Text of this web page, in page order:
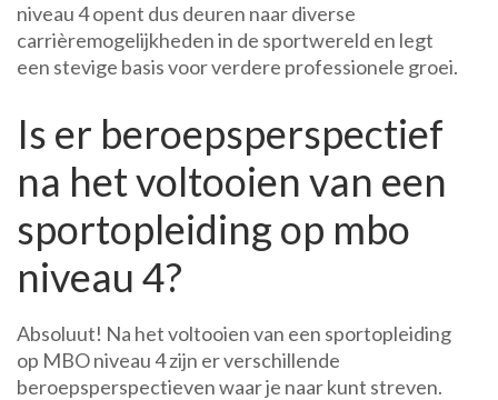
niveau 4 opent dus deuren naar diverse
carrièremogelijkheden in de sportwereld en legt
een stevige basis voor verdere professionele groei.
Is er beroepsperspectief
na het voltooien van een
sportopleiding op mbo
niveau 4?
Absoluut! Na het voltooien van een sportopleiding
op MBO niveau 4 zijn er verschillende
beroepsperspectieven waar je naar kunt streven.